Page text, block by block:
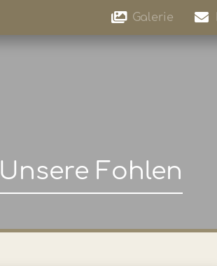
Galerie
Unsere Fohlen